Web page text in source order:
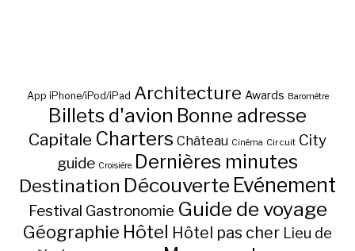
App iPhone/iPod/iPad Architecture Awards Baromètre
Billets d'avion Bonne adresse
Capitale Charters Château Cinéma Circuit City
guide Croisière Dernières minutes
Destination Découverte Evénement
Festival Gastronomie Guide de voyage
Géographie Hôtel Hôtel pas cher Lieu de